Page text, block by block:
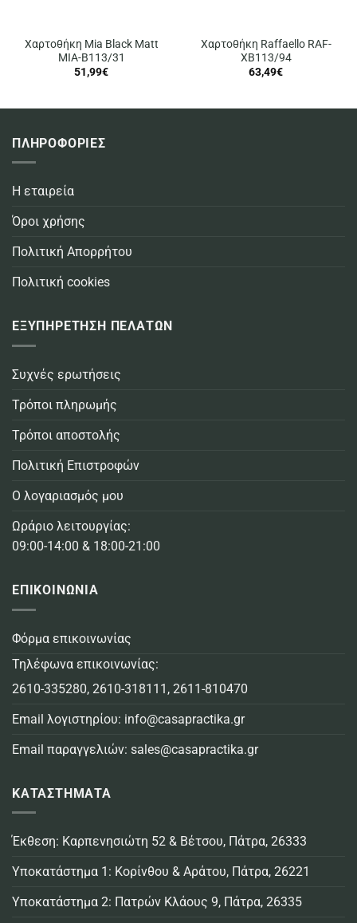
Χαρτοθήκη Mia Black Matt
MIA-B113/31
51,99€
Χαρτοθήκη Raffaello RAF-
XB113/94
63,49€
ΠΛΗΡΟΦΟΡΙΕΣ
Η εταιρεία
Όροι χρήσης
Πολιτική Απορρήτου
Πολιτική cookies
ΕΞΥΠΗΡΕΤΗΣΗ ΠΕΛΑΤΩΝ
Συχνές ερωτήσεις
Τρόποι πληρωμής
Τρόποι αποστολής
Πολιτική Επιστροφών
Ο λογαριασμός μου
Ωράριο λειτουργίας:
09:00-14:00 & 18:00-21:00
ΕΠΙΚΟΙΝΩΝΙΑ
Φόρμα επικοινωνίας
Τηλέφωνα επικοινωνίας:
2610-335280, 2610-318111 , 2611-810470
Email λογιστηρίου: info@casapractika.gr
Email παραγγελιών: sales@casapractika.gr
ΚΑΤΑΣΤΗΜΑΤΑ
Έκθεση: Καρπενησιώτη 52 & Βέτσου, Πάτρα, 26333
Υποκατάστημα 1: Κορίνθου & Αράτου, Πάτρα, 26221
Υποκατάστημα 2: Πατρών Κλάους 9, Πάτρα, 26335